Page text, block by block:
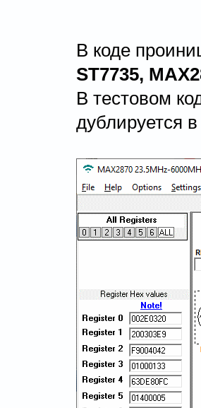
В коде
ST7735,
В тестовом
дублируется